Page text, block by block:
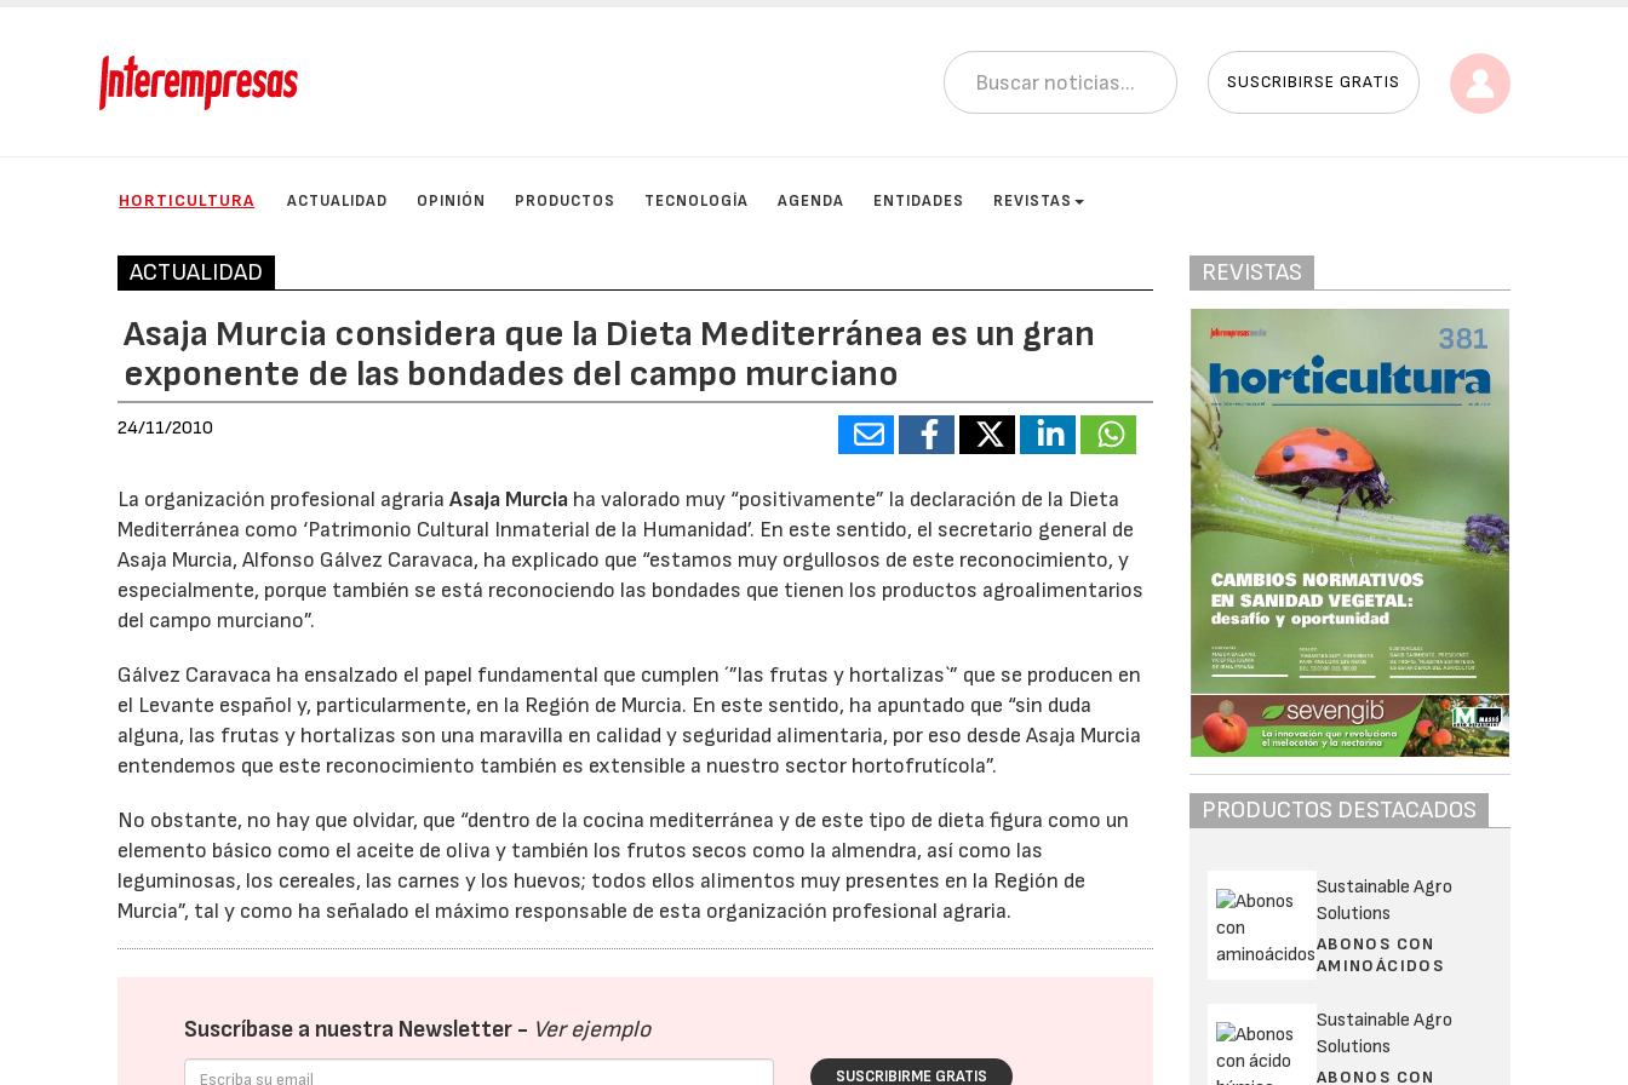
SUSCRIBIRSE GRATIS
HORTICULTURA ACTUALIDAD OPINIÓN PRODUCTOS TECNOLOGÍA AGENDA ENTIDADES REVISTAS
ACTUALIDAD
Asaja Murcia considera que la Dieta Mediterránea es un gran
exponente de las bondades del campo murciano
24/11/2010
La organización profesional agraria Asaja Murcia ha valorado muy “positivamente” la declaración de la Dieta
Mediterránea como ‘Patrimonio Cultural Inmaterial de la Humanidad’. En este sentido, el secretario general de
Asaja Murcia, Alfonso Gálvez Caravaca, ha explicado que “estamos muy orgullosos de este reconocimiento, y
especialmente, porque también se está reconociendo las bondades que tienen los productos agroalimentarios
del campo murciano”.
Gálvez Caravaca ha ensalzado el papel fundamental que cumplen ´”las frutas y hortalizas`” que se producen en
el Levante español y, particularmente, en la Región de Murcia. En este sentido, ha apuntado que “sin duda
alguna, las frutas y hortalizas son una maravilla en calidad y seguridad alimentaria, por eso desde Asaja Murcia
entendemos que este reconocimiento también es extensible a nuestro sector hortofrutícola”.
No obstante, no hay que olvidar, que “dentro de la cocina mediterránea y de este tipo de dieta figura como un
elemento básico como el aceite de oliva y también los frutos secos como la almendra, así como las
leguminosas, los cereales, las carnes y los huevos; todos ellos alimentos muy presentes en la Región de
Murcia”, tal y como ha señalado el máximo responsable de esta organización profesional agraria.
Suscríbase a nuestra Newsletter - Ver ejemplo
SUSCRIBIRME GRATIS
REVISTAS
PRODUCTOS DESTACADOS
Sustainable Agro
Solutions
ABONOS CON
AMINOÁCIDOS
Sustainable Agro
Solutions
ABONOS CON